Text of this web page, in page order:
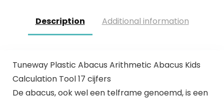
Description Additional information
Tuneway Plastic Abacus Arithmetic Abacus Kids
Calculation Tool 17 cijfers
De abacus, ook wel een telframe genoemd, is een